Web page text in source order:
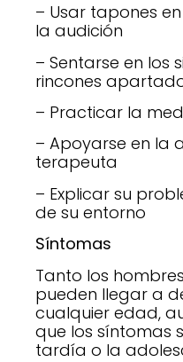
– Usar tapones
la audición
– Sentarse en los
rincones
– Practicar la
– Apoyarse en la
terapeuta
– Explicar su
de su entorno
Síntomas
Tanto los
pueden llegar a
cualquier edad,
que los síntomas
tardía o la